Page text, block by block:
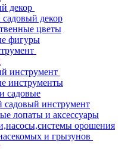
декор
декор
цветы
фигуры
инструмент
инструменты
садовые
садовый инструмент
лопаты и аксессуары
орошения
и грызунов